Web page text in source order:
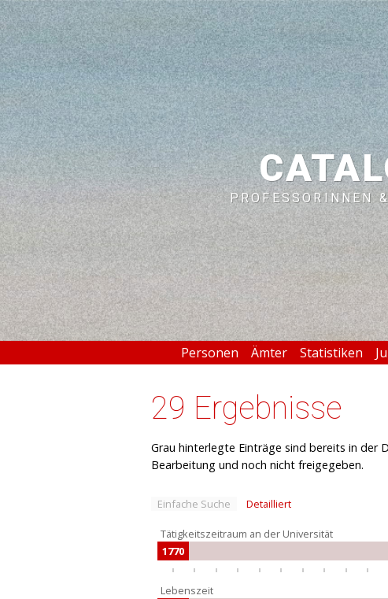
PROFESSORINNEN
Personen Ämter Statistiken
29 Ergebnisse
Grau hinterlegte Einträge sind bereits in der
Bearbeitung und noch nicht freigegeben.
Einfache Suche Detailliert
Tätigkeitszeitraum an der Universität
1770
Lebenszeit